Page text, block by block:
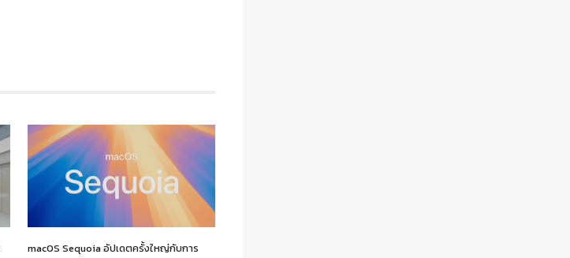
macOS Sequoia อัปเดตครั้งใหญ่กับการ